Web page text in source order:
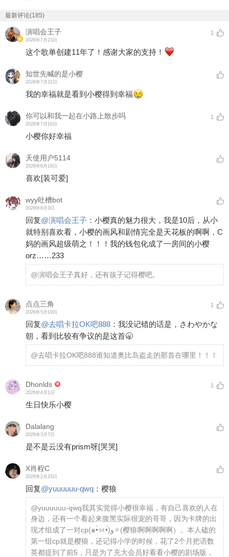
最新评论(185)
演唱会王子
2026年7月23日
1
这个歌单创建11年了！感谢大家的支持！
知世先喊的是小樱
2026年7月21日
我的幸福就是看到小樱得到幸福
你可以和我一起在小路上散步吗
2026年7月16日
1
小樱你好幸福
天使用户5114
2026年6月16日
喜欢[装可爱]
wyy吐槽bot
2026年6月3日
回复@演唱会王子 ： 小樱真的魅力很大，我是10后，从小
就特别喜欢看，小樱的画风和剧情完全是天花板的啊啊，C
妈的画风超级萌之！！！我的钱包化成了一房间的小樱
orz……233
@演唱会王子真好，还有孩子记得樱吧。
点点三角
2026年5月19日
1
回复@去唱卡拉OK吧888 ： 我没记错的话是，さわやかな
朝，看到比较有争议的是这首🥱
@去唱卡拉OK吧888谁知道奥比岛盗走的那首在哪里！！！
Dhonlds
2026年4月1日
1
生日快乐小樱
Dalalang
2026年3月7日
是不是云没有prism呀[哭哭]
X肖程C
2026年2月23日
回复@yuuuuuu-qwq ： 樱狼
@yuuuuuu-qwq我其实觉得小樱很幸福，有自己喜欢的人在
身边，还有一个看起来腹黑实际很宠的哥哥，因为卡牌的出
现才组成了一对cp(๑•̀ㅂ•́)و✧(樱狼啊啊啊啊啊）。本人磕的
第一组cp就是樱狼，还记得小学的时候，花了2个月把语数
英都提到了前5，只是为了充大会员好看看小樱的剧场版，